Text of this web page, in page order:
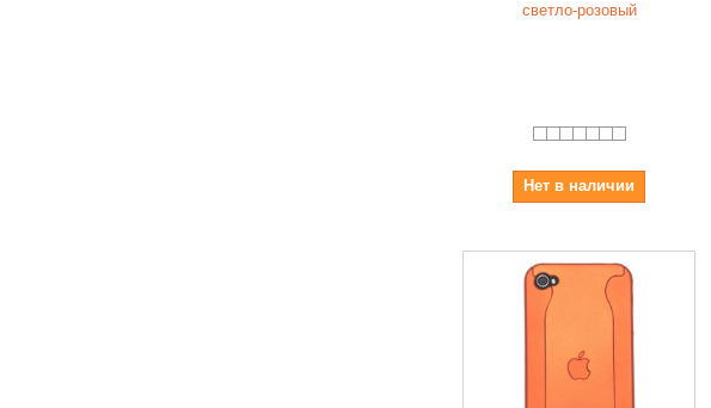
светло-розовый
Нет в наличии